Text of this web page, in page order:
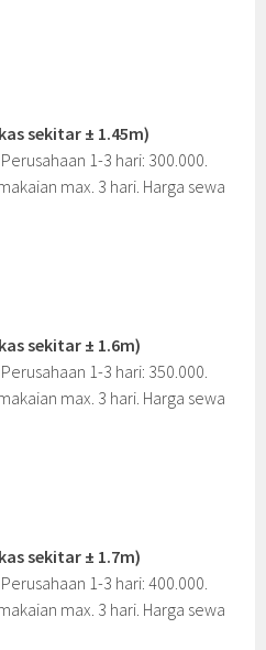
sekitar ± 1.45m)
1-3 hari: 300.000.
max. 3 hari. Harga sewa
sekitar ± 1.6m)
1-3 hari: 350.000.
max. 3 hari. Harga sewa
sekitar ± 1.7m)
1-3 hari: 400.000.
max. 3 hari. Harga sewa